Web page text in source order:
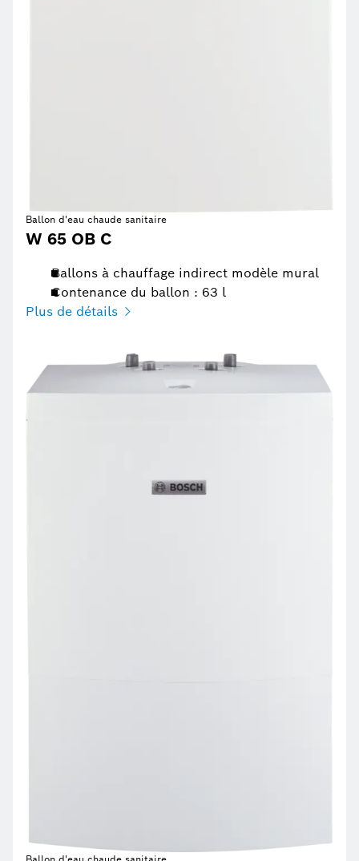
Ballon d'eau chaude sanitaire
W 65 OB C
Ballons à chauffage indirect modèle mural
Contenance du ballon : 63 l
Plus de détails